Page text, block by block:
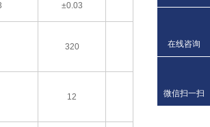
±0.03
320
12
在线咨询
微信扫一扫